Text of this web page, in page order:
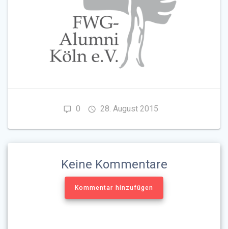
0 28. August 2015
Keine Kommentare
Kommentar hinzufügen